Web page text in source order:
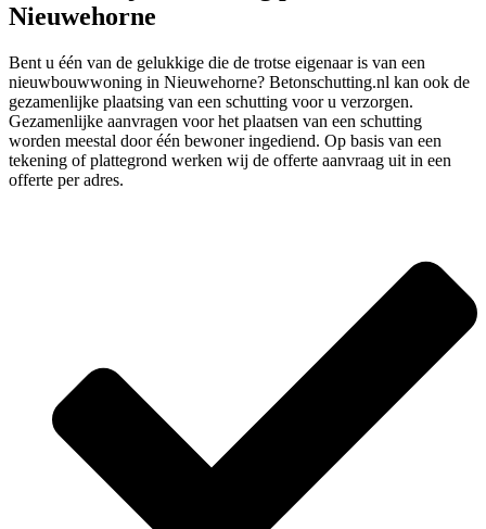
Nieuwehorne
Bent u één van de gelukkige die de trotse eigenaar is van een
nieuwbouwwoning in Nieuwehorne? Betonschutting.nl kan ook de
gezamenlijke plaatsing van een schutting voor u verzorgen.
Gezamenlijke aanvragen voor het plaatsen van een schutting
worden meestal door één bewoner ingediend. Op basis van een
tekening of plattegrond werken wij de offerte aanvraag uit in een
offerte per adres.